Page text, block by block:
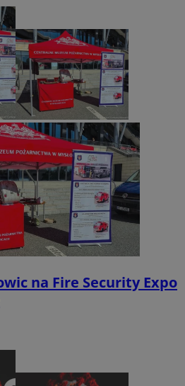
na Fire Security Expo